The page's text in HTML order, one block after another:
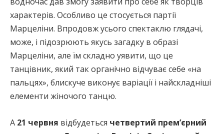
характерів. Особливо це стосується партії
Марцеліни. Впродовж усього спектаклю глядачі,
може, і підозрюють якусь загадку в образі
Марцеліни, але їм складно уявити, що це
танцівник, який так органічно відчуває себе «на
пальцях», блискуче виконує варіації і найскладніші
елементи жіночого танцю.
А 21 червня відбудеться четвертий прем’єрний